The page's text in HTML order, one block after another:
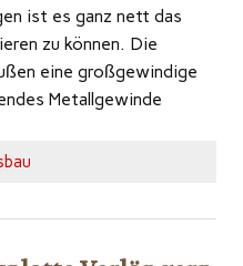
ist es ganz nett das
zu können. Die
eine großgewindige
Metallgewinde